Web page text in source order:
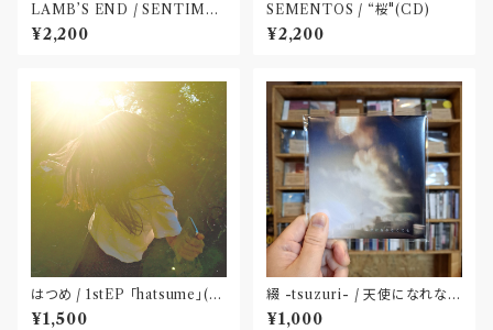
LAMB’S END / SENTIME
NT(CD)
¥2,200
SEMENTOS / “桜"(CD)
¥2,200
はつめ / 1stEP 「hatsume」(C
D)〝東京〟
¥1,500
綴 -tsuzuri- / 天使になれなく
ても(CD)
¥1,000